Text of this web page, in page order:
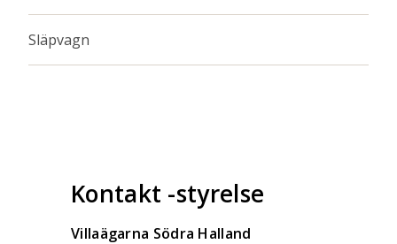
Släpvagn
Kontakt -styrelse
Villaägarna Södra Halland